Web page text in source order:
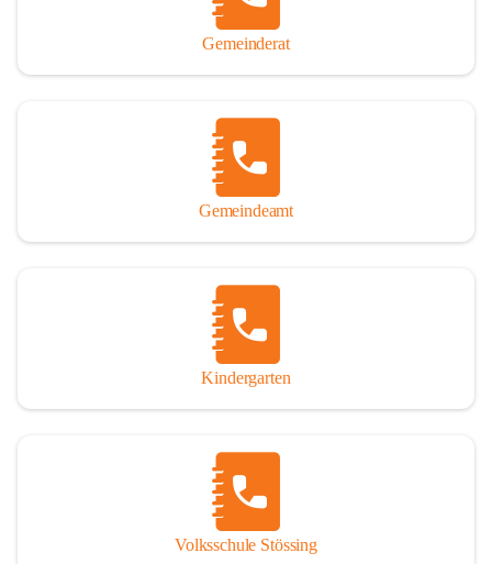
Gemeinderat
Gemeindeamt
Kindergarten
Volksschule Stössing